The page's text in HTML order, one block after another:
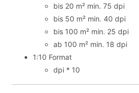
bis 20 m² min. 75 dpi
bis 50 m² min. 40 dpi
bis 100 m² min. 25 dpi
ab 100 m² min. 18 dpi
1:10 Format
dpi * 10